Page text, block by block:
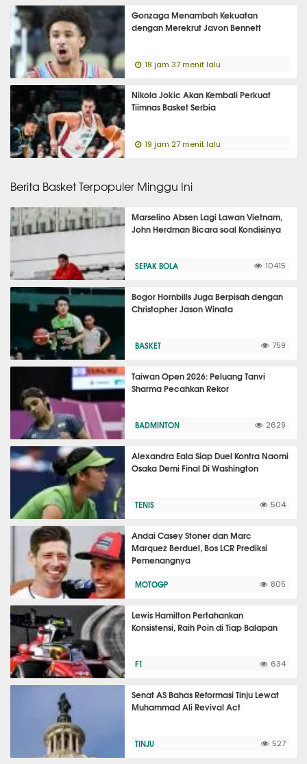
Gonzaga Menambah Kekuatan
dengan Merekrut Javon Bennett
18 jam 37 menit lalu
Nikola Jokic Akan Kembali Perkuat
Tiimnas Basket Serbia
19 jam 27 menit lalu
Berita Basket Terpopuler Minggu Ini
Marselino Absen Lagi Lawan Vietnam,
John Herdman Bicara soal Kondisinya
SEPAK BOLA 10415
Bogor Hornbills Juga Berpisah dengan
Christopher Jason Winata
BASKET 759
Taiwan Open 2026: Peluang Tanvi
Sharma Pecahkan Rekor
BADMINTON 2629
Alexandra Eala Siap Duel Kontra Naomi
Osaka Demi Final Di Washington
TENIS 504
Andai Casey Stoner dan Marc
Marquez Berduel, Bos LCR Prediksi
Pemenangnya
MOTOGP 805
Lewis Hamilton Pertahankan
Konsistensi, Raih Poin di Tiap Balapan
F1 634
Senat AS Bahas Reformasi Tinju Lewat
Muhammad Ali Revival Act
TINJU 527